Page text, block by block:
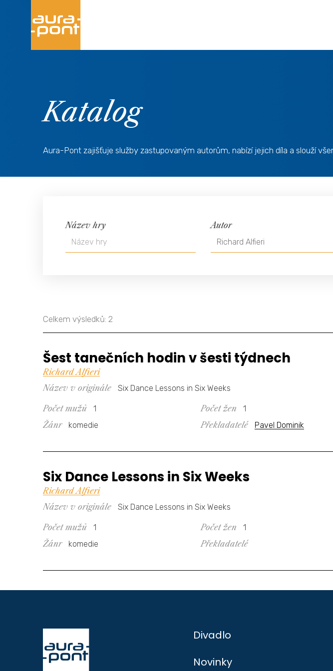
Katalog
Aura-Pont zajišťuje služby zastupovaným autorům, nabízí jejich díla a slouží
Název hry Autor
Celkem výsledků: 2
Šest tanečních hodin v šesti týdnech
Richard Alfieri
Název v originále
Six Dance Lessons in Six Weeks
Počet mužů 1 Počet žen 1
Žánr komedie Překladatelé Pavel Dominik
Six Dance Lessons in Six Weeks
Richard Alfieri
Název v originále
Six Dance Lessons in Six Weeks
Počet mužů 1 Počet žen 1
Žánr komedie Překladatelé
Divadlo
Novinky